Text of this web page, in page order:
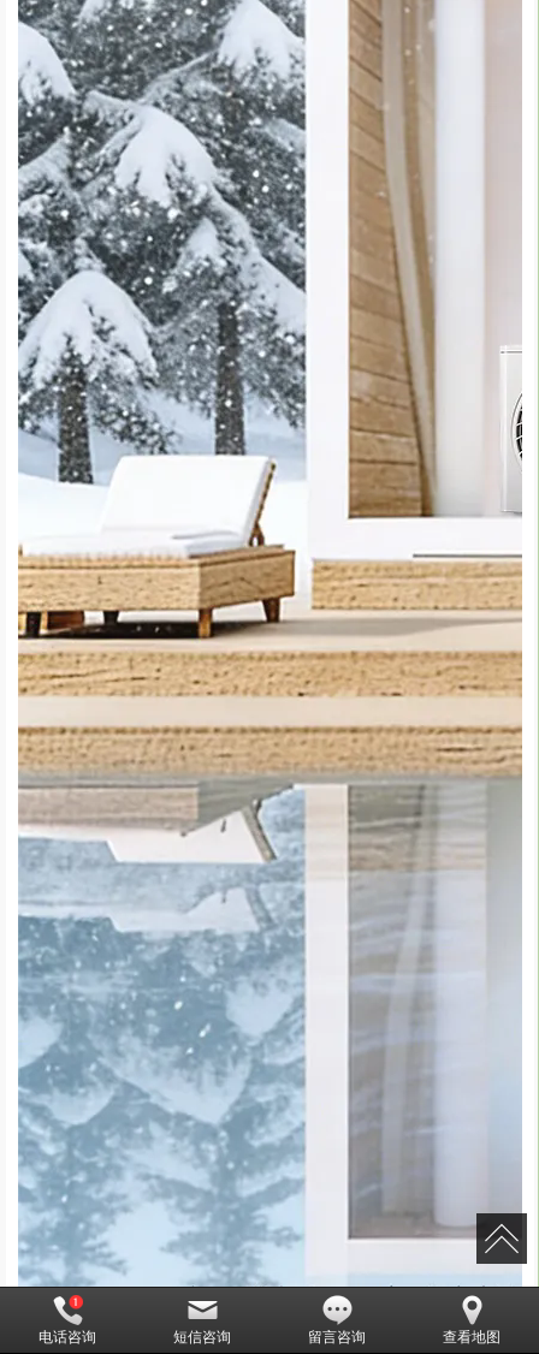
电话咨询 短信咨询 留言咨询 查看地图